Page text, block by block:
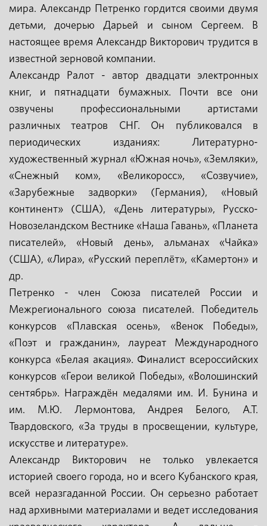
мира. Александр Петренко гордится своими двумя
детьми, дочерью Дарьей и сыном Сергеем. В
настоящее время Александр Викторович трудится в
известной зерновой компании.
Александр Ралот - автор двадцати электронных
книг, и пятнадцати бумажных. Почти все они
озвучены профессиональными артистами
различных театров СНГ. Он публиковался в
периодических изданиях: Литературно-
художественный журнал «Южная ночь», «Земляки»,
«Снежный ком», «Великоросс», «Созвучие»,
«Зарубежные задворки» (Германия), «Новый
континент» (США), «День литературы», Русско-
Новозеландском Вестнике «Наша Гавань», «Планета
писателей», «Новый день», альманах «Чайка»
(США), «Лира», «Русский переплёт», «Камертон» и
др.
Петренко - член Союза писателей России и
Межрегионального союза писателей. Победитель
конкурсов «Плавская осень», «Венок Победы»,
«Поэт и гражданин», лауреат Международного
конкурса «Белая акация». Финалист всероссийских
конкурсов «Герои великой Победы», «Волошинский
сентябрь». Награждён медалями им. И. Бунина и
им. М.Ю. Лермонтова, Андрея Белого, А.Т.
Твардовского, «За труды в просвещении, культуре,
искусстве и литературе».
Александр Викторович не только увлекается
историей своего города, но и всего Кубанского края,
всей неразгаданной России. Он серьезно работает
над архивными материалами и ведет исследования